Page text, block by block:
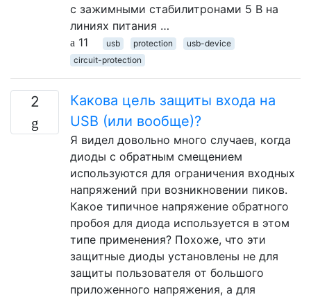
с зажимными стабилитронами 5 В на
линиях питания …
11
usb protection
usb-device
circuit-protection
2
Какова цель защиты входа на
USB (или вообще)?
Я видел довольно много случаев, когда
диоды с обратным смещением
используются для ограничения входных
напряжений при возникновении пиков.
Какое типичное напряжение обратного
пробоя для диода используется в этом
типе применения? Похоже, что эти
защитные диоды установлены не для
защиты пользователя от большого
приложенного напряжения, а для